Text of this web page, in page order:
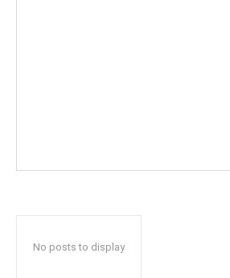
No posts to display